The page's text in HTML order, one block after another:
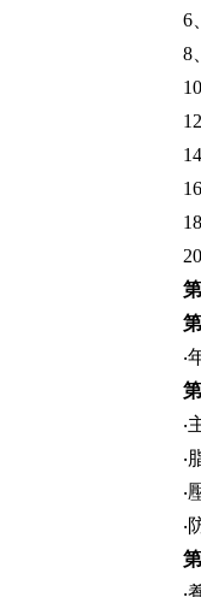
6
8
10
12
14
‧
‧
‧
‧
‧
‧